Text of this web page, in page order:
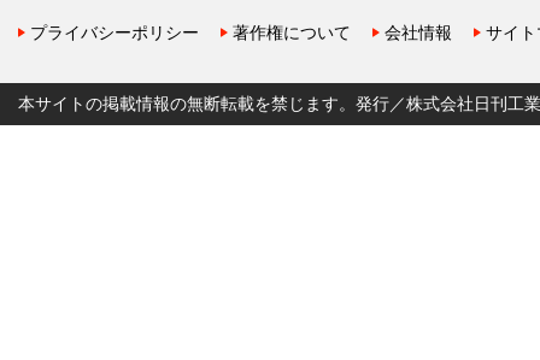
プライバシーポリシー 著作権について 会社情報 サイ
本サイトの掲載情報の無断転載を禁じます。発行／株式会社日刊